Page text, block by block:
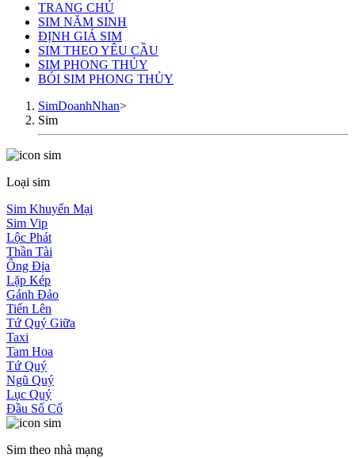
TRANG CHỦ
SIM NĂM SINH
ĐỊNH GIÁ SIM
SIM THEO YÊU CẦU
SIM PHONG THỦY
BÓI SIM PHONG THỦY
SimDoanhNhan>
Sim
Loại sim
Sim Khuyến Mại
Sim Vip
Lộc Phát
Thần Tài
Ông Địa
Lặp Kép
Gánh Đảo
Tiến Lên
Tứ Quý Giữa
Taxi
Tam Hoa
Tứ Quý
Ngũ Quý
Lục Quý
Đầu Số Cổ
Sim theo nhà mạng